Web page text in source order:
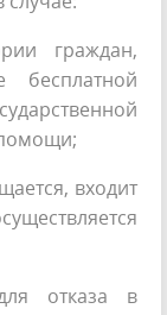
граждан,
входит
отказа в